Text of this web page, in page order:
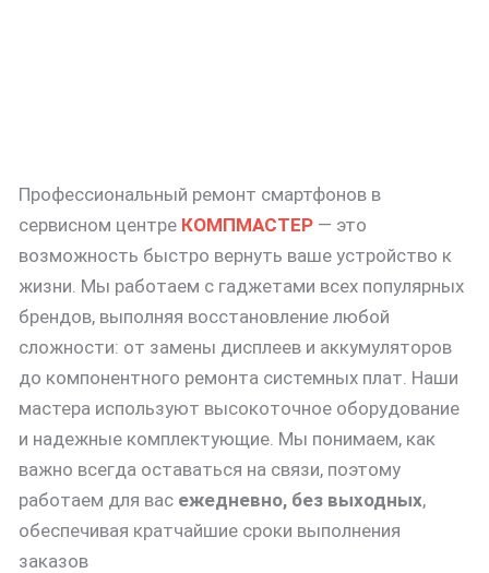
Профессиональный ремонт смартфонов в
сервисном центре КОМПМАСТЕР — это
возможность быстро вернуть ваше устройство к
жизни. Мы работаем с гаджетами всех популярных
брендов, выполняя восстановление любой
сложности: от замены дисплеев и аккумуляторов
до компонентного ремонта системных плат. Наши
мастера используют высокоточное оборудование
и надежные комплектующие. Мы понимаем, как
важно всегда оставаться на связи, поэтому
работаем для вас ежедневно, без выходных,
обеспечивая кратчайшие сроки выполнения
заказов